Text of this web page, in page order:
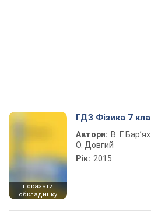
показати
обкладинку
ГДЗ Фізика 7
Автори: В. Г.
О. Довгий
Рік: 2015